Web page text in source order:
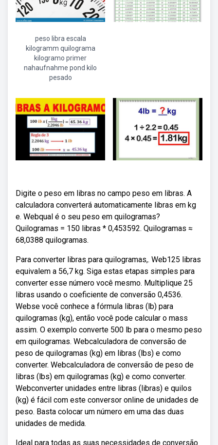
peso libra escala
kilogramm quilograma
kilogramo primer
nahaufnahme pond kilo
pesado
Digite o peso em libras no campo peso em libras. A
calculadora converterá automaticamente libras em kg
e. Webqual é o seu peso em quilogramas?
Quilogramas = 150 libras * 0,453592. Quilogramas ≈
68,0388 quilogramas.
Para converter libras para quilogramas,. Web125 libras
equivalem a 56,7 kg. Siga estas etapas simples para
converter esse número você mesmo. Multiplique 25
libras usando o coeficiente de conversão 0,4536.
Webse você conhece a fórmula libras (lb) para
quilogramas (kg), então você pode calcular o mass
assim. O exemplo converte 500 lb para o mesmo peso
em quilogramas. Webcalculadora de conversão de
peso de quilogramas (kg) em libras (lbs) e como
converter. Webcalculadora de conversão de peso de
libras (lbs) em quilogramas (kg) e como converter.
Webconverter unidades entre libras (libras) e quilos
(kg) é fácil com este conversor online de unidades de
peso. Basta colocar um número em uma das duas
unidades de medida.
Ideal para todas as suas necessidades de conversão